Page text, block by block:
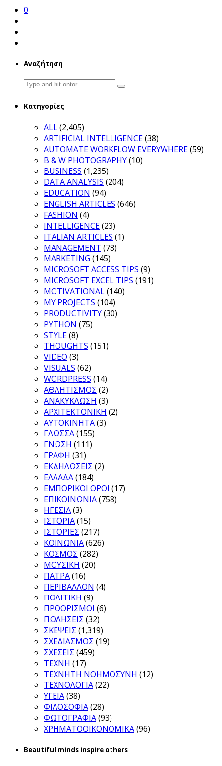
0
Αναζήτηση
Search
for:
Κατηγορίες
ALL(2,405)
ARTIFICIAL INTELLIGENCE(38)
AUTOMATE WORKFLOW EVERYWHERE(59)
B & W PHOTOGRAPHY(10)
BUSINESS (1,235)
DATA ANALYSIS (204)
EDUCATION (94)
ENGLISH ARTICLES (646)
FASHION (4)
INTELLIGENCE(23)
ITALIAN ARTICLES (1)
MANAGEMENT (78)
MARKETING (145)
MICROSOFT ACCESS TIPS (9)
MICROSOFT EXCEL TIPS (191)
MOTIVATIONAL(140)
MY PROJECTS (104)
PRODUCTIVITY(30)
PYTHON (75)
STYLE(8)
THOUGHTS (151)
VIDEO (3)
VISUALS (62)
WORDPRESS (14)
ΑΘΛΗΤΙΣΜΟΣ (2)
ΑΝΑΚΥΚΛΩΣΗ (3)
ΑΡΧΙΤΕΚΤΟΝΙΚΗ (2)
ΑΥΤΟΚΙΝΗΤΑ(3)
ΓΛΩΣΣΑ(155)
ΓΝΩΣΗ (111)
ΓΡΑΦΗ (31)
ΕΚΔΗΛΩΣΕΙΣ (2)
ΕΛΛΑΔΑ(184)
ΕΜΠΟΡΙΚΟΙ ΟΡΟΙ (17)
ΕΠΙΚΟΙΝΩΝΙΑ(758)
ΗΓΕΣΙΑ(3)
ΙΣΤΟΡΙΑ(15)
ΙΣΤΟΡΙΕΣ (217)
ΚΟΙΝΩΝΙΑ(626)
ΚΟΣΜΟΣ (282)
ΜΟΥΣΙΚΗ (20)
ΠΑΤΡΑ(16)
ΠΕΡΙΒΑΛΛΟΝ (4)
ΠΟΛΙΤΙΚΗ (9)
ΠΡΟΟΡΙΣΜΟΙ (6)
ΠΩΛΗΣΕΙΣ (32)
ΣΚΕΨΕΙΣ (1,319)
ΣΧΕΔΙΑΣΜΟΣ (19)
ΣΧΕΣΕΙΣ (459)
ΤΕΧΝΗ (17)
ΤΕΧΝΗΤΗ ΝΟΗΜΟΣΥΝΗ (12)
ΤΕΧΝΟΛΟΓΙΑ(22)
ΥΓΕΙΑ(38)
ΦΙΛΟΣΟΦΙΑ(28)
ΦΩΤΟΓΡΑΦΙΑ(93)
ΧΡΗΜΑΤΟΟΙΚΟΝΟΜΙΚΑ(96)
Beautiful minds inspire others